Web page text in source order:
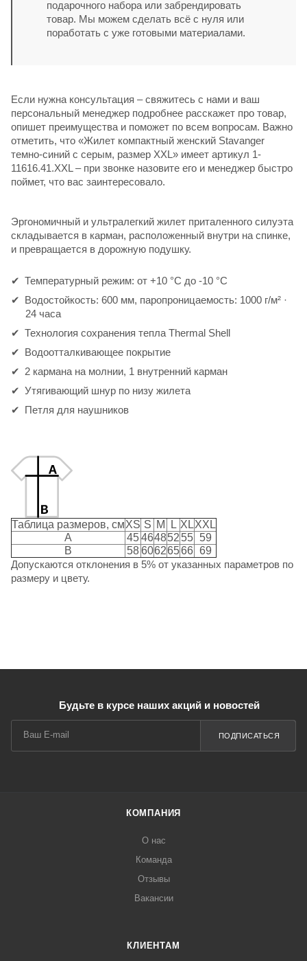
подарочного набора или забрендировать
товар. Мы можем сделать всё с нуля или
поработать с уже готовыми материалами.
Если нужна консультация – свяжитесь с нами и ваш
персональный менеджер подробнее расскажет про товар,
опишет преимущества и поможет по всем вопросам. Важно
отметить, что «Жилет компактный женский Stavanger
темно-синий с серым, размер XXL» имеет артикул 1-
11616.41.XXL – при звонке назовите его и менеджер быстро
поймет, что вас заинтересовало.
Эргономичный и ультралегкий жилет приталенного силуэта
складывается в карман, расположенный внутри на спинке,
и превращается в дорожную подушку.
Температурный режим: от +10 °C до -10 °C
Водостойкость: 600 мм, паропроницаемость: 1000 г/м² ·
24 часа
Технология сохранения тепла Thermal Shell
Водоотталкивающее покрытие
2 кармана на молнии, 1 внутренний карман
Утягивающий шнур по низу жилета
Петля для наушников
Таблица размеров, смXS S M L XLXXL
A
45464852 55 59
B
5860626566 69
Допускаются отклонения в 5% от указанных параметров по
размеру и цвету.
Будьте в курсе наших акций и новостей
ПОДПИСАТЬСЯ
КОМПАНИЯ
О нас
Команда
Отзывы
Вакансии
КЛИЕНТАМ